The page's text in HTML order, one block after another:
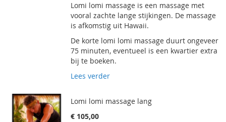
Lomi lomi massage is een massage met
vooral zachte lange stijkingen. De massage
is afkomstig uit Hawaii.
De korte lomi lomi massage duurt ongeveer
75 minuten, eventueel is een kwartier extra
bij te boeken.
Lees verder
Lomi lomi massage lang
€ 105,00